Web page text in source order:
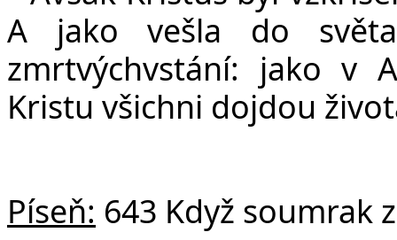
A jako vešla do
zmrtvýchvstání: jako v
Kristu všichni dojdou
Píseň: 643 Když soumrak